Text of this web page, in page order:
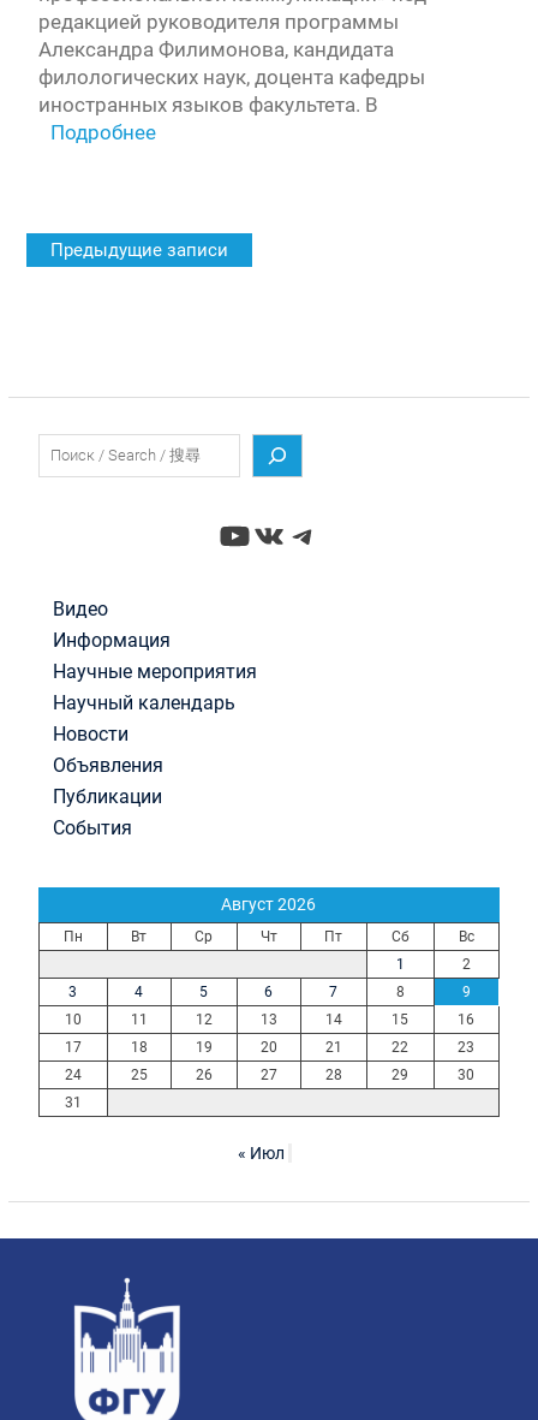
редакцией руководителя программы
Александра Филимонова, кандидата
филологических наук, доцента кафедры
иностранных языков факультета. В
Подробнее
Навигация
поПредыдущие записи
YouTube
ВКонтакте
Telegram
Видео
Информация
Научные мероприятия
Научный календарь
Новости
Объявления
Публикации
События
Август 2026
Пн Вт Ср Чт Пт Сб
Вс
1
2
3
4 5 6 7 8
9
10
11 12 13 14 15
16
17
18 19 20 21 22
23
24
25 26 27 28 29
30
31
« Июл